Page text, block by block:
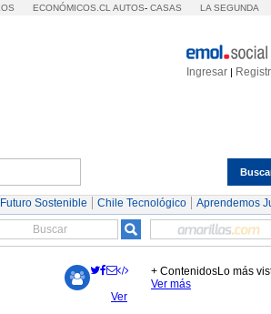
ECONÓMICOS.CL AUTOS- CASAS LA SEGUNDA
Ingresar |
Futuro Sostenible Chile Tecnológico Aprendemos
Ver
Lo más
+ Contenidos
Ver más